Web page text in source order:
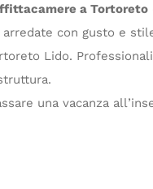
a Tortoreto
con gusto e
Lido.
una vacanza